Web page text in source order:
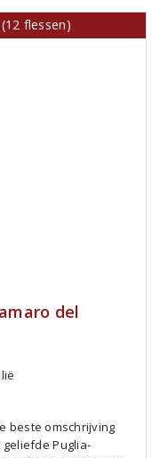
flessen)
del
beste omschrijving
Puglia-